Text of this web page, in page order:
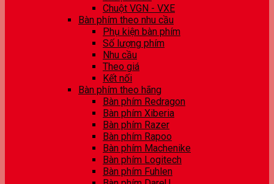
Chuột VGN - VXE
Bàn phím theo nhu cầu
Phụ kiện bàn phím
Số lượng phím
Nhu cầu
Theo giá
Kết nối
Bàn phím theo hãng
Bàn phím Redragon
Bàn phím Xiberia
Bàn phím Razer
Bàn phím Rapoo
Bàn phím Machenike
Bàn phím Logitech
Bàn phím Fuhlen